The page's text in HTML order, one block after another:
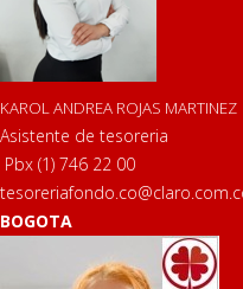
KAROL ANDREA ROJAS MARTINEZ
Asistente de tesoreria
Pbx (1) 746 22 00
BOGOTA